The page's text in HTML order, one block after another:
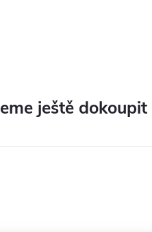
ještě dokoupit